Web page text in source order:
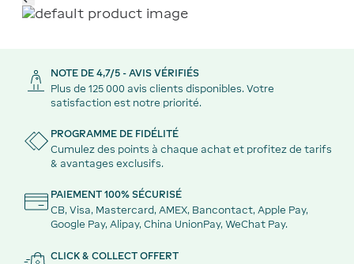
NOTE DE 4,7/5 - AVIS VÉRIFIÉS
Plus de 125 000 avis clients disponibles. Votre
satisfaction est notre priorité.
PROGRAMME DE FIDÉLITÉ
Cumulez des points à chaque achat et profitez de tarifs
& avantages exclusifs.
PAIEMENT 100% SÉCURISÉ
CB, Visa, Mastercard, AMEX, Bancontact, Apple Pay,
Google Pay, Alipay, China UnionPay, WeChat Pay.
CLICK & COLLECT OFFERT